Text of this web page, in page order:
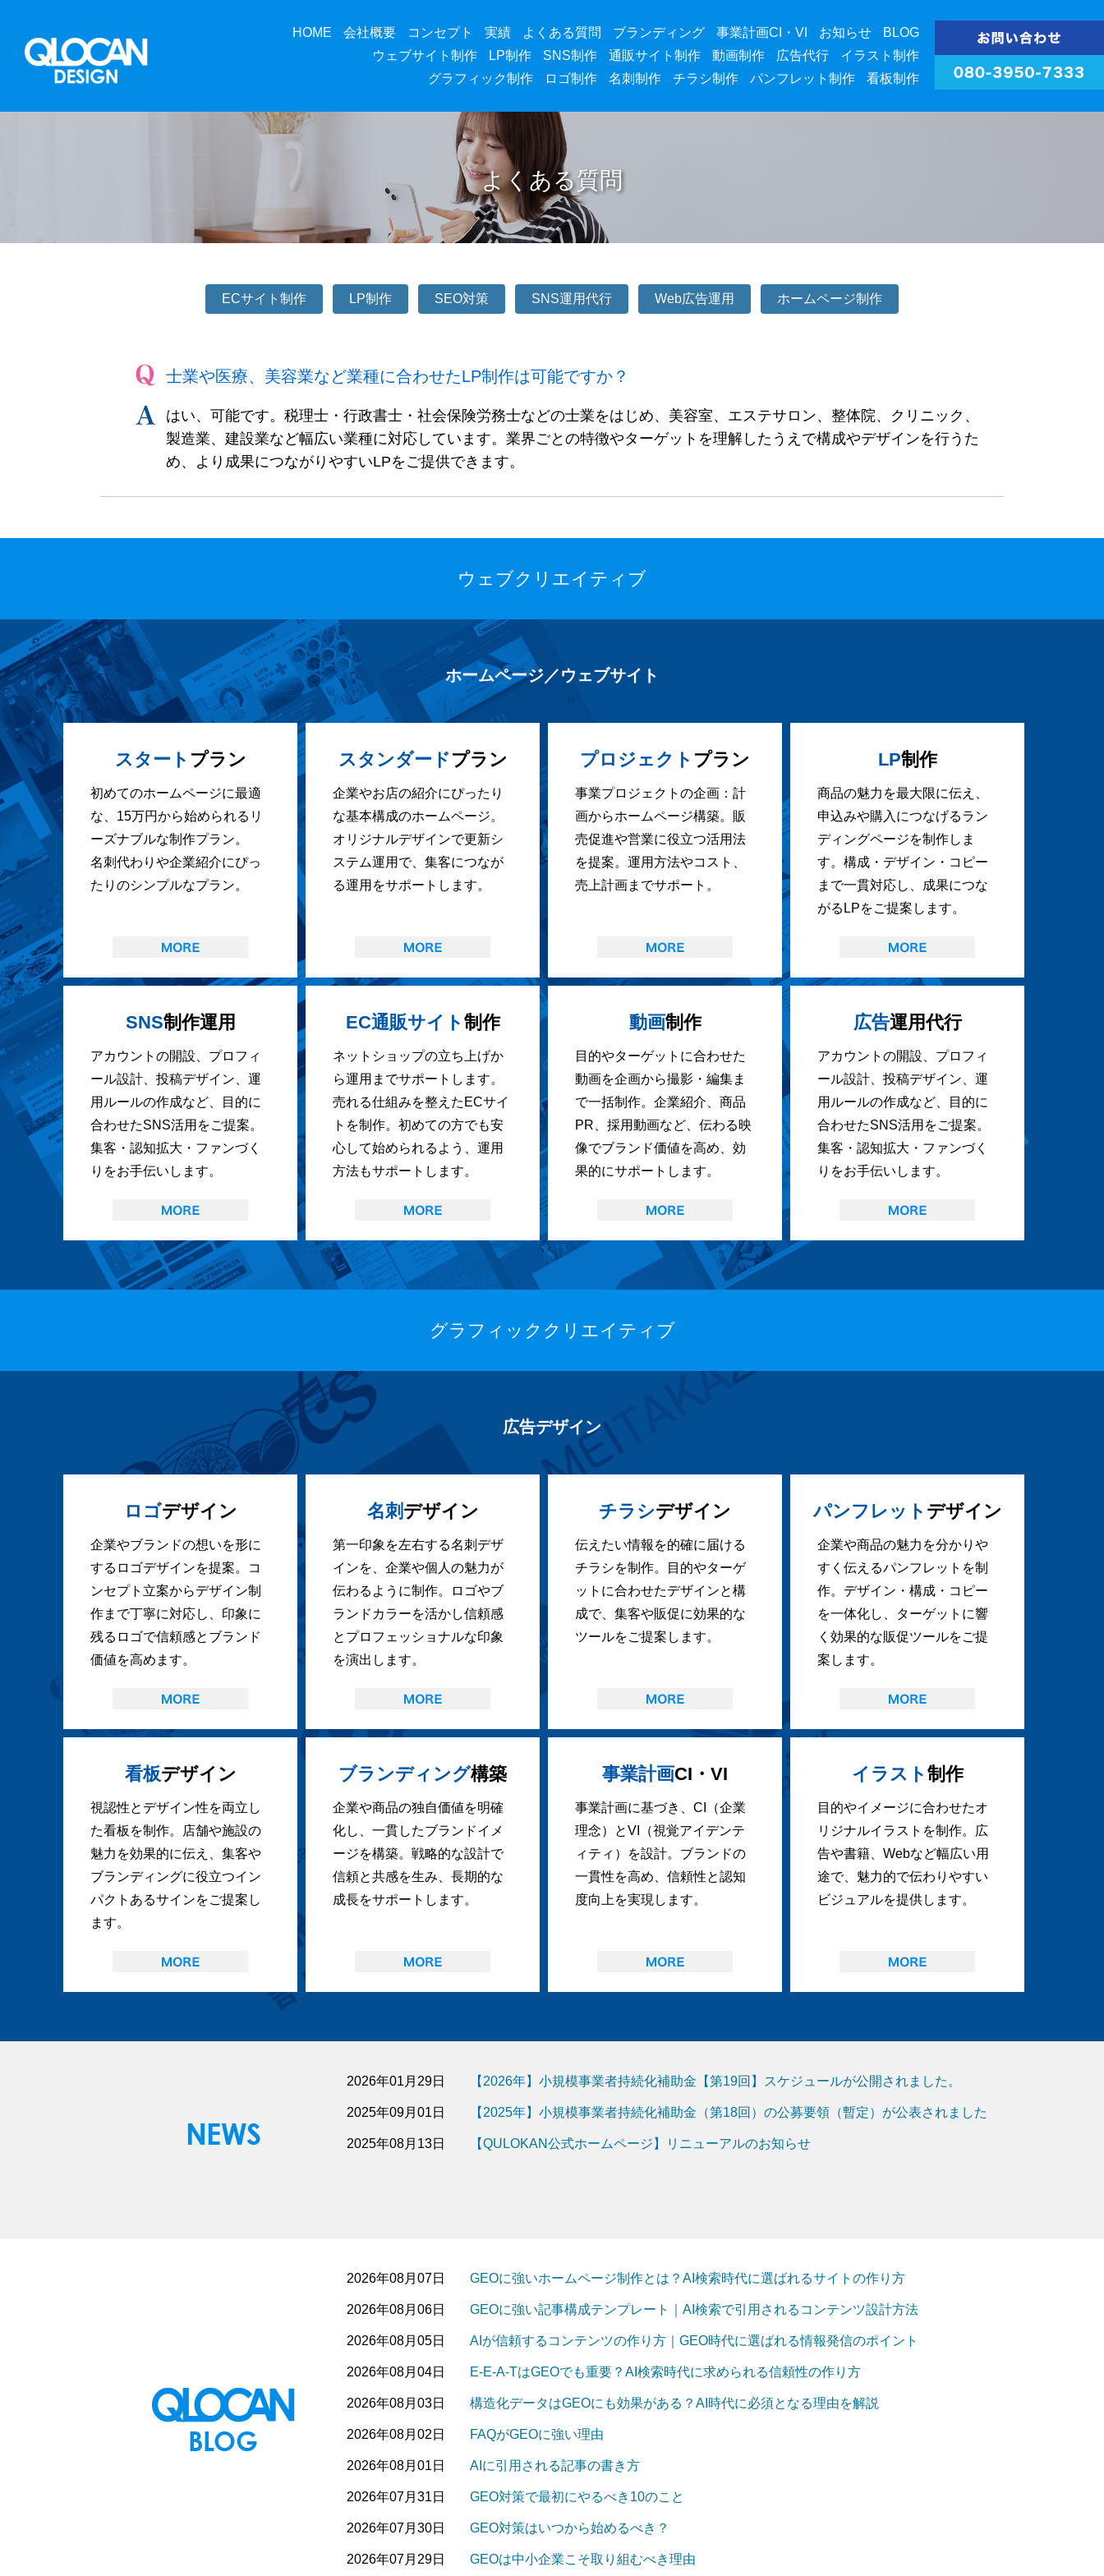
HOME 会社概要 コンセプト 実績 よくある質問 ブランディング 事業計画CI・VI お知らせ
BLOG
ウェブサイト制作
LP制作 SNS制作 通販サイト制作 動画制作 広告代行
イラスト制作
グラフィック制作
ロゴ制作 名刺制作 チラシ制作 パンフレット制作 看板制作
よくある質問
ECサイト制作 LP制作 SEO対策 SNS運用代行 Web広告運用 ホームページ制作
士業や医療、美容業など業種に合わせたLP制作は可能ですか？
はい、可能です。税理士・行政書士・社会保険労務士などの士業をはじめ、美容室、エステサロン、整体院、クリニック、
製造業、建設業など幅広い業種に対応しています。業界ごとの特徴やターゲットを理解したうえで構成やデザインを行うた
め、より成果につながりやすいLPをご提供できます。
ウェブクリエイティブ
ホームページ／ウェブサイト
スタート プラン
初めてのホームページに最適
な、15万円から始められるリ
ーズナブルな制作プラン。
名刺代わりや企業紹介にぴっ
たりのシンプルなプラン。
スタンダードプラン
企業やお店の紹介にぴったり
な基本構成のホームページ。
オリジナルデザインで更新シ
ステム運用で、集客につなが
る運用をサポートします。
プロジェクト プラン
事業プロジェクトの企画：計
画からホームページ構築。販
売促進や営業に役立つ活用法
を提案。運用方法やコスト、
売上計画までサポート。
LP制作
商品の魅力を最大限に伝え、
申込みや購入につなげるラン
ディングページを制作しま
す。構成・デザイン・コピー
まで一貫対応し、成果につな
がるLPをご提案します。
SNS制作運用
アカウントの開設、プロフィ
ール設計、投稿デザイン、運
用ルールの作成など、目的に
合わせたSNS活用をご提案。
集客・認知拡大・ファンづく
りをお手伝いします。
EC通販サイト 制作
ネットショップの立ち上げか
ら運用までサポートします。
売れる仕組みを整えたECサイ
トを制作。初めての方でも安
心して始められるよう、運用
方法もサポートします。
動画制作
目的やターゲットに合わせた
動画を企画から撮影・編集ま
で一括制作。企業紹介、商品
PR、採用動画など、伝わる映
像でブランド価値を高め、効
果的にサポートします。
広告運用代行
アカウントの開設、プロフィ
ール設計、投稿デザイン、運
用ルールの作成など、目的に
合わせたSNS活用をご提案。
集客・認知拡大・ファンづく
りをお手伝いします。
グラフィッククリエイティブ
広告デザイン
ロゴデザイン
企業やブランドの想いを形に
するロゴデザインを提案。コ
ンセプト立案からデザイン制
作まで丁寧に対応し、印象に
残るロゴで信頼感とブランド
価値を高めます。
名刺 デザイン
第一印象を左右する名刺デザ
インを、企業や個人の魅力が
伝わるように制作。ロゴやブ
ランドカラーを活かし信頼感
とプロフェッショナルな印象
を演出します。
チラシデザイン
伝えたい情報を的確に届ける
チラシを制作。目的やターゲ
ットに合わせたデザインと構
成で、集客や販促に効果的な
ツールをご提案します。
パンフレット デザイン
企業や商品の魅力を分かりや
すく伝えるパンフレットを制
作。デザイン・構成・コピー
を一体化し、ターゲットに響
く効果的な販促ツールをご提
案します。
看板デザイン
視認性とデザイン性を両立し
た看板を制作。店舗や施設の
魅力を効果的に伝え、集客や
ブランディングに役立つイン
パクトあるサインをご提案し
ます。
ブランディング構築
企業や商品の独自価値を明確
化し、一貫したブランドイメ
ージを構築。戦略的な設計で
信頼と共感を生み、長期的な
成長をサポートします。
事業計画CI・VI
事業計画に基づき、CI（企業
理念）とVI（視覚アイデンテ
ィティ）を設計。ブランドの
一貫性を高め、信頼性と認知
度向上を実現します。
イラスト 制作
目的やイメージに合わせたオ
リジナルイラストを制作。広
告や書籍、Webなど幅広い用
途で、魅力的で伝わりやすい
ビジュアルを提供します。
2026年01月29日 【2026年】小規模事業者持続化補助金【第19回】スケジュールが公開されました。
2025年09月01日 【2025年】小規模事業者持続化補助金（第18回）の公募要領（暫定）が公表されました
2025年08月13日 【QULOKAN公式ホームページ】リニューアルのお知らせ
2026年08月07日 GEOに強いホームページ制作とは？AI検索時代に選ばれるサイトの作り方
2026年08月06日 GEOに強い記事構成テンプレート｜AI検索で引用されるコンテンツ設計方法
2026年08月05日 AIが信頼するコンテンツの作り方｜GEO時代に選ばれる情報発信のポイント
2026年08月04日 E-E-A-TはGEOでも重要？AI検索時代に求められる信頼性の作り方
2026年08月03日 構造化データはGEOにも効果がある？AI時代に必須となる理由を解説
2026年08月02日 FAQがGEOに強い理由
2026年08月01日 AIに引用される記事の書き方
2026年07月31日 GEO対策で最初にやるべき10のこと
2026年07月30日 GEO対策はいつから始めるべき？
2026年07月29日 GEOは中小企業こそ取り組むべき理由